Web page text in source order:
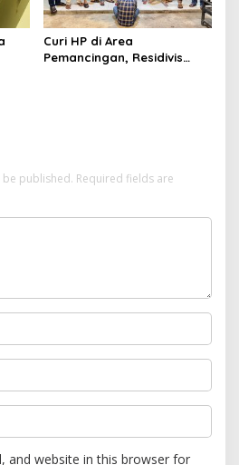
Curi HP di Area
Pemancingan, Residivis
published. Required fields are
and website in this browser for